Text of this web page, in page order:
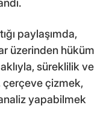
paylaşımda,
üzerinden hüküm
süreklilik ve
çizmek,
yapabilmek